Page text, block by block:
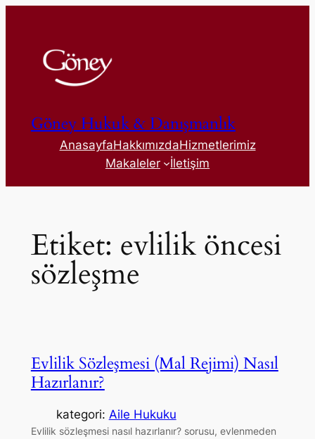
Göney Hukuk & Danışmanlık
AnasayfaHakkımızdaHizmetlerimiz
Makaleler
İletişim
Etiket: evlilik öncesi
sözleşme
Evlilik Sözleşmesi (Mal Rejimi) Nasıl
Hazırlanır?
kategori: Aile Hukuku
Evlilik sözleşmesi nasıl hazırlanır? sorusu, evlenmeden